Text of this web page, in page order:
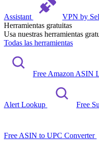
Assistant
VPN by
Herramientas gratuitas
Usa nuestras herramientas
Todas las herramientas
Free Amazon ASIN
Alert Lookup Free
Free ASIN to UPC Converter